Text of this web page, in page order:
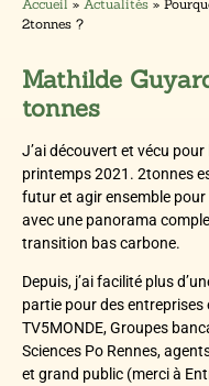
Accueil » Actualités »
2tonnes ?
Mathilde
tonnes
J’ai découvert et vécu
printemps 2021. 2tonnes
futur et agir ensemble
avec une panorama
transition bas carbone.
Depuis, j’ai facilité plus
partie pour des
TV5MONDE, Groupes
Sciences Po Rennes,
et grand public (merci à